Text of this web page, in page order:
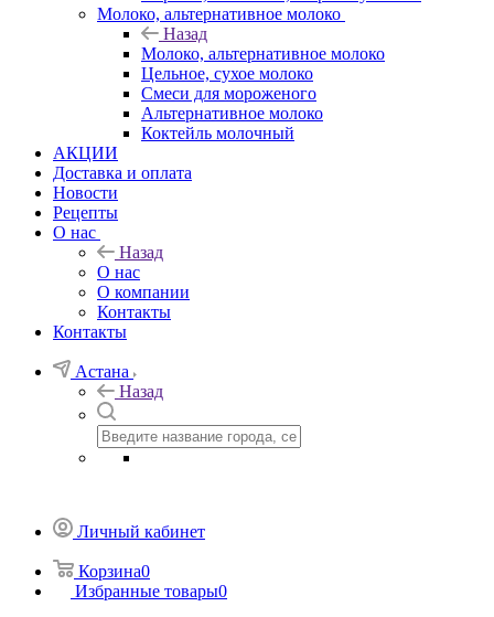
Молоко, альтернативное молоко
Назад
Молоко, альтернативное молоко
Цельное, сухое молоко
Смеси для мороженого
Альтернативное молоко
Коктейль молочный
АКЦИИ
Доставка и оплата
Новости
Рецепты
О нас
Назад
О нас
О компании
Контакты
Контакты
Астана
Назад
Личный кабинет
Корзина0
Избранные товары0